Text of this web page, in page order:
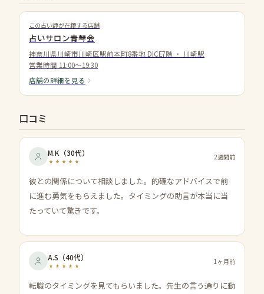
この占い師が在籍する店舗
占いサロン青琴会
神奈川県川崎市川崎区駅前本町8番地 DICE7階 ・ 川崎駅
営業時間 11:00〜19:30
店舗の詳細を見る
口コミ
M.K （30代） 2週間前
彼との関係について相談しました。的確なアドバイスで前
に進む勇気をもらえました。タイミングの助言が本当に当
たっていて驚きです。
A.S （40代） 1ヶ月前
転職のタイミングを見てもらいました。先生の言う通りに動